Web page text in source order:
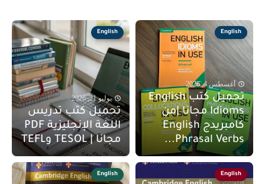
English
أغسطس 4, 2026
تحميل كتب English
Idioms مجانا |من
كامبريدج English
Phrasal Verbs...
English
يوليو 21, 2026
تحميل كتب تدريس
اللغة الإنجليزية PDF
مجانا | TESOL وTEFL
English
English